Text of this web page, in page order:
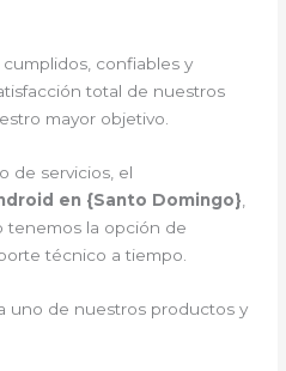
confiables y
total de nuestros
mayor objetivo.
de servicios, el
en {Santo Domingo}
tenemos la opción de
técnico a tiempo.
uno de nuestros productos y